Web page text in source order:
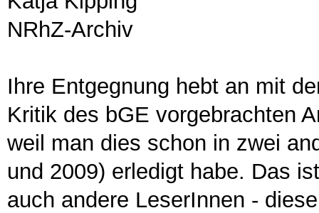
NRhZ-Archiv
Ihre Entgegnung hebt an mit
Kritik des bGE vorgebrachten
weil man dies schon in zwei
und 2009) erledigt habe. Das
auch andere LeserInnen -